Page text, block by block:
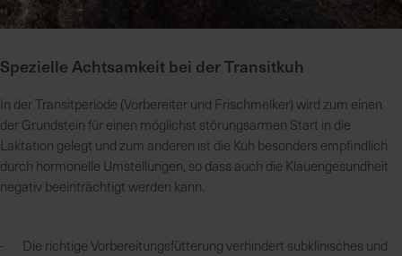
Spezielle Achtsamkeit bei der Transitkuh
In der Transitperiode (Vorbereiter und Frischmelker) wird zum einen
der Grundstein für einen möglichst störungsarmen Start in die
Laktation gelegt und zum anderen ist die Kuh besonders empfindlich
durch hormonelle Umstellungen, so dass auch die Klauengesundheit
negativ beeinträchtigt werden kann.
- Die richtige Vorbereitungsfütterung verhindert subklinisches und